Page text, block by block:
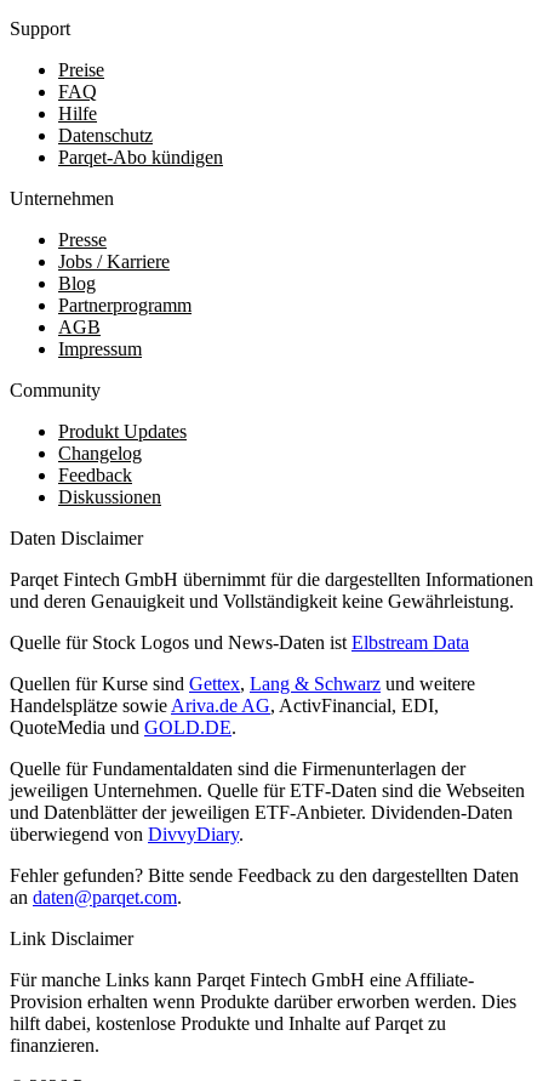
Support
Preise
FAQ
Hilfe
Datenschutz
Parqet-Abo kündigen
Unternehmen
Presse
Jobs / Karriere
Blog
Partnerprogramm
AGB
Impressum
Community
Produkt Updates
Changelog
Feedback
Diskussionen
Daten Disclaimer
Parqet Fintech GmbH übernimmt für die dargestellten Informationen
und deren Genauigkeit und Vollständigkeit keine Gewährleistung.
Quelle für Stock Logos und News-Daten ist Elbstream Data
Quellen für Kurse sind Gettex, Lang & Schwarz und weitere
Handelsplätze sowie Ariva.de AG, ActivFinancial, EDI,
QuoteMedia und GOLD.DE.
Quelle für Fundamentaldaten sind die Firmenunterlagen der
jeweiligen Unternehmen. Quelle für ETF-Daten sind die Webseiten
und Datenblätter der jeweiligen ETF-Anbieter. Dividenden-Daten
überwiegend von DivvyDiary.
Fehler gefunden? Bitte sende Feedback zu den dargestellten Daten
an daten@parqet.com.
Link Disclaimer
Für manche Links kann Parqet Fintech GmbH eine Affiliate-
Provision erhalten wenn Produkte darüber erworben werden. Dies
hilft dabei, kostenlose Produkte und Inhalte auf Parqet zu
finanzieren.